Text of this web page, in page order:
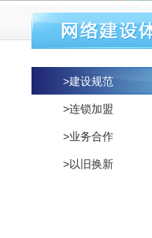
>建设规范
>连锁加盟
>业务合作
>以旧换新